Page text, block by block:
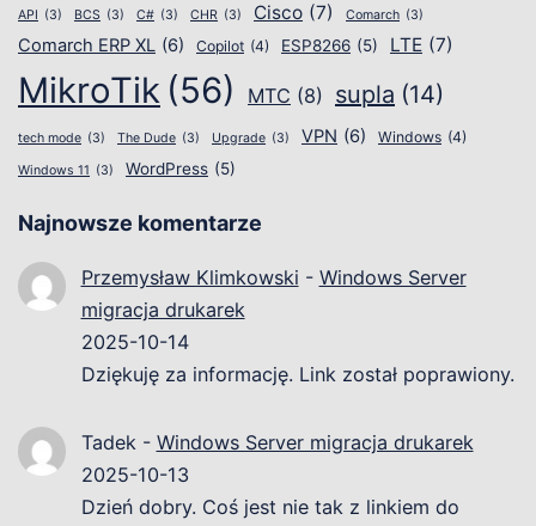
API (3) BCS (3) C# (3) CHR (3) Cisco (7) Comarch (3)
Comarch ERP XL (6) Copilot (4) ESP8266 (5) LTE (7)
MikroTik (56) MTC (8) supla (14)
tech mode (3) The Dude (3) Upgrade (3) VPN (6) Windows (4)
Windows 11 (3) WordPress (5)
Najnowsze komentarze
Przemysław Klimkowski - Windows Server
migracja drukarek
2025-10-14
Dziękuję za informację. Link został poprawiony.
Tadek- Windows Server migracja drukarek
2025-10-13
Dzień dobry. Coś jest nie tak z linkiem do